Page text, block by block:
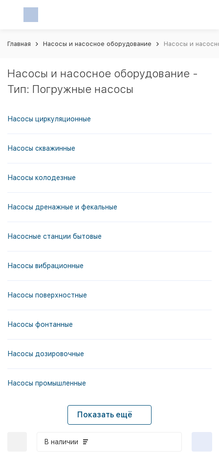
Главная Насосы и насосное оборудование Насосы и
Насосы и насосное оборудование -
Тип: Погружные насосы
Насосы циркуляционные
Насосы скважинные
Насосы колодезные
Насосы дренажные и фекальные
Насосные станции бытовые
Насосы вибрационные
Насосы поверхностные
Насосы фонтанные
Насосы дозировочные
Насосы промышленные
Показать ещё
В наличии